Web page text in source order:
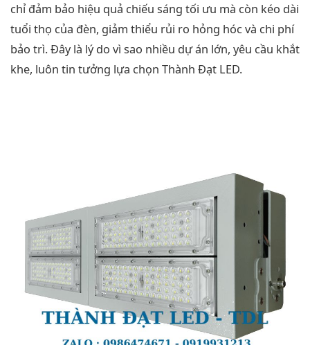
chỉ đảm bảo hiệu quả chiếu sáng tối ưu mà còn kéo dài
tuổi thọ của đèn, giảm thiểu rủi ro hỏng hóc và chi phí
bảo trì. Đây là lý do vì sao nhiều dự án lớn, yêu cầu khắt
khe, luôn tin tưởng lựa chọn Thành Đạt LED.